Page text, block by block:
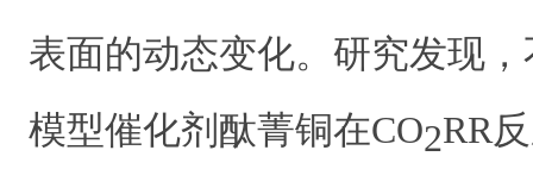
表面的动态变化。研究发现
模型催化剂酞菁铜在CO2RR